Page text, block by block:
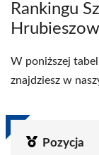
Rankingu
W poniższej
znajdziesz w
Pozycja